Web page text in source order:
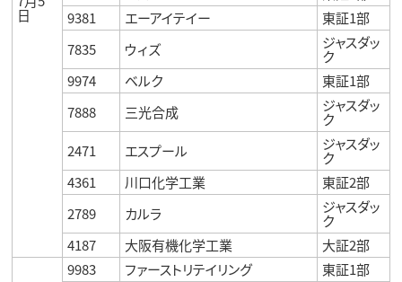
日
9381
エーアイテイー
東証1部
7835
ウィズ ジャスダッ
ク
9974
ベルク
東証1部
7888
三光合成 ジャスダッ
ク
2471
エスプール ジャスダッ
ク
4361
川口化学工業
東証2部
2789
カルラ ジャスダッ
ク
4187
大阪有機化学工業 大証2部
9983 ファーストリテイリング
東証1部